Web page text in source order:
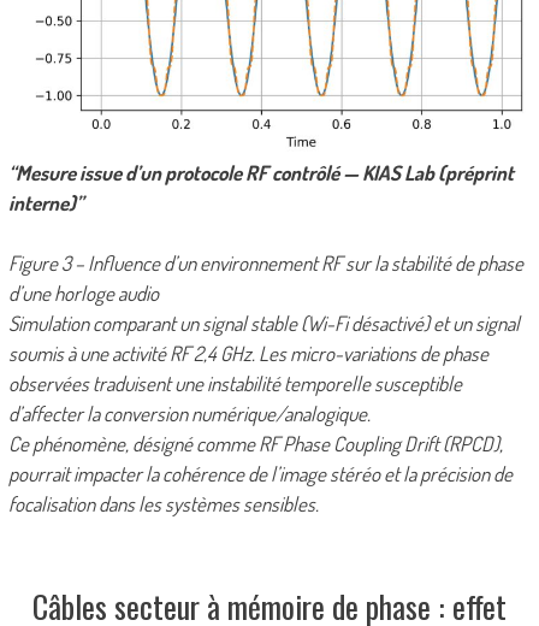
“Mesure issue d’un protocole RF contrôlé — KIAS Lab (préprint
interne)”
Figure 3 – Influence d’un environnement RF sur la stabilité de phase
d’une horloge audio
Simulation comparant un signal stable (Wi-Fi désactivé) et un signal
soumis à une activité RF 2,4 GHz. Les micro-variations de phase
observées traduisent une instabilité temporelle susceptible
d’affecter la conversion numérique/analogique.
Ce phénomène, désigné comme RF Phase Coupling Drift (RPCD),
pourrait impacter la cohérence de l’image stéréo et la précision de
focalisation dans les systèmes sensibles.
Câbles secteur à mémoire de phase : effet